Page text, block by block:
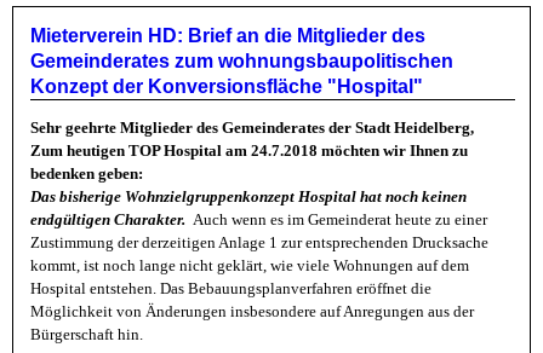
Mieterverein HD: Brief an die Mitglieder des
Gemeinderates zum wohnungsbaupolitischen
Konzept der Konversionsfläche "Hospital"
Sehr geehrte Mitglieder des Gemeinderates der Stadt Heidelberg,
Zum heutigen TOP Hospital am 24.7.2018 möchten wir Ihnen zu
bedenken geben:
Das bisherige Wohnzielgruppenkonzept Hospital hat noch keinen
endgültigen Charakter. Auch wenn es im Gemeinderat heute zu einer
Zustimmung der derzeitigen Anlage 1 zur entsprechenden Drucksache
kommt, ist noch lange nicht geklärt, wie viele Wohnungen auf dem
Hospital entstehen. Das Bebauungsplanverfahren eröffnet die
Möglichkeit von Änderungen insbesondere auf Anregungen aus der
Bürgerschaft hin.